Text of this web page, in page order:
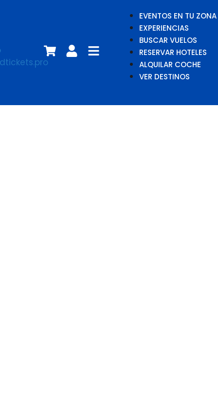
EVENTOS EN TU ZONA
EXPERIENCIAS
BUSCAR VUELOS
RESERVAR HOTELES
ALQUILAR COCHE
VER DESTINOS